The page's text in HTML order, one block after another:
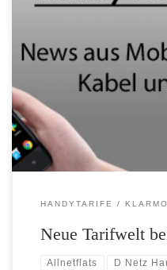
klarmobil.de Allnet Flat
deutsche Festnetz FLAT
Highspeed-Internet bis 500 MB
HANDYTARIFE
Neue Tarifwelt
Allnetflats D Netz